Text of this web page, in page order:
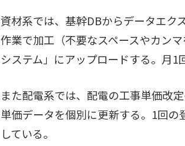
資材系では、基幹DBからデータエク
作業で加工（不要なスペースやカン
システム」にアップロードする。月
また配電系では、配電の工事単価改
単価データを個別に更新する。1回
している。